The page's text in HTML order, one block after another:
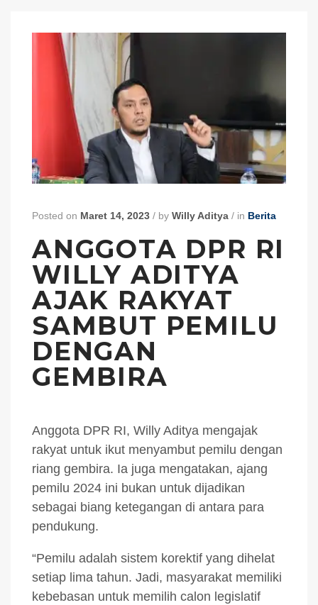
Posted on Maret 14, 2023 / by Willy Aditya / in Berita
ANGGOTA DPR RI
WILLY ADITYA
AJAK RAKYAT
SAMBUT PEMILU
DENGAN
GEMBIRA
Anggota DPR RI, Willy Aditya mengajak
rakyat untuk ikut menyambut pemilu dengan
riang gembira. Ia juga mengatakan, ajang
pemilu 2024 ini bukan untuk dijadikan
sebagai biang ketegangan di antara para
pendukung.
“Pemilu adalah sistem korektif yang dihelat
setiap lima tahun. Jadi, masyarakat memiliki
kebebasan untuk memilih calon legislatif